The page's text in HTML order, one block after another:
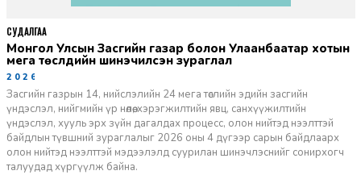
Монгол Улсын Засгийн газар болон Улаанбаатар хотын
мега төслүүдийн шинэчилсэн зураглал
2026-06-29
Засгийн газрын 14, нийслэлийн 24 мега төслийн эдийн засгийн
үндэслэл, нийгмийн үр нөлөө, хэрэгжилтийн явц, санхүүжилтийн
үндэслэл, хууль эрх зүйн дагалдах процесс, олон нийтэд нээлттэй
байдлын түвшний зураглалыг 2026 оны 4 дүгээр сарын байдлаарх
олон нийтэд нээлттэй мэдээлэлд суурилан шинэчлэснийг сонирхогч
талуудад хүргүүлж байна.
СУДАЛГАА